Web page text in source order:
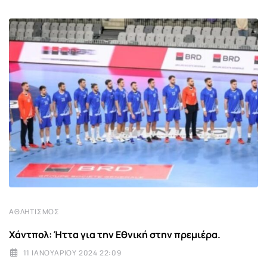
ΑΘΛΗΤΙΣΜΌΣ
Χάντπολ: Ήττα για την Εθνική στην πρεμιέρα.
11 ΙΑΝΟΥΑΡΊΟΥ 2024 22:09